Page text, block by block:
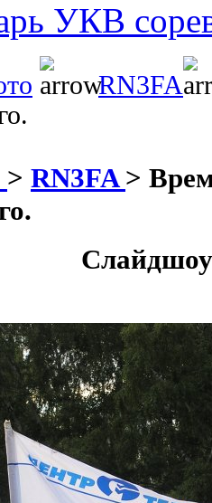
УКВ
RN3FA
> RN3FA >